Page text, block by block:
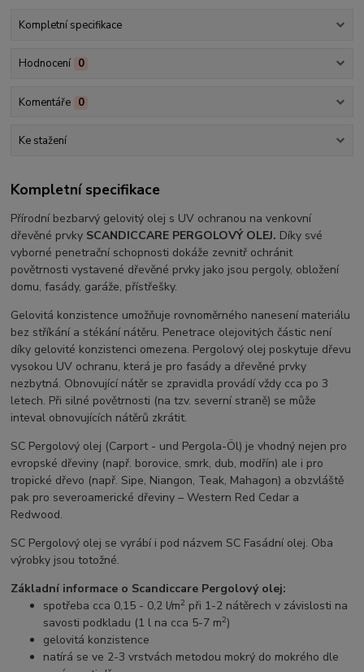
Kompletní specifikace
Hodnocení 0
Komentáře 0
Ke stažení
Kompletní specifikace
Přírodní bezbarvý gelovitý olej s UV ochranou na venkovní
dřevěné prvky SCANDICCARE PERGOLOVÝ OLEJ. Díky své
vyborné penetrační schopnosti dokáže zevnitř ochránit
povětrnosti vystavené dřevěné prvky jako jsou pergoly, obložení
domu, fasády, garáže, přístřešky.
Gelovitá konzistence umožňuje rovnoměrného nanesení materiálu
bez stříkání a stékání nátěru. Penetrace olejovitých částic není
díky gelovité konzistenci omezena. Pergolový olej poskytuje dřevu
vysokou UV ochranu, která je pro fasády a dřevěné prvky
nezbytná. Obnovující nátěr se zpravidla provádí vždy cca po 3
letech. Při silné povětrnosti (na tzv. severní straně) se může
inteval obnovujících nátěrů zkrátit.
SC Pergolový olej (Carport - und Pergola-Öl) je vhodný nejen pro
evropské dřeviny (např. borovice, smrk, dub, modřín) ale i pro
tropické dřevo (např. Sipe, Niangon, Teak, Mahagon) a obzvláště
pak pro severoamerické dřeviny – Western Red Cedar a
Redwood.
SC Pergolový olej se vyrábí i pod názvem SC Fasádní olej. Oba
výrobky jsou totožné.
Základní informace o Scandiccare Pergolový olej:
spotřeba cca 0,15 - 0,2 l/m2 při 1-2 nátěrech v závislosti na
savosti podkladu (1 l na cca 5-7 m2)
gelovitá konzistence
natírá se ve 2-3 vrstvách metodou mokrý do mokrého dle